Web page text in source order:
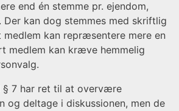
end én stemme pr. ejendom,
Der kan dog stemmes med skriftlig
kan repræsentere mere en
medlem kan kræve hemmelig
§ 7 har ret til at overvære
og deltage i diskussionen, men de